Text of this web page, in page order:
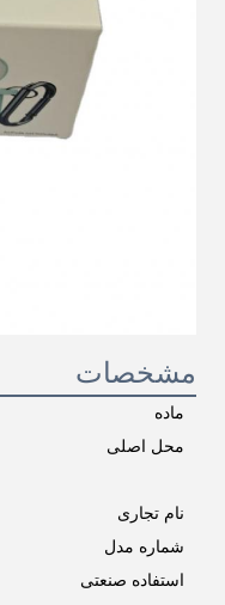
مشخصات
ماده
محل اصلی
نام تجاری
شماره مدل
استفاده صنعتی